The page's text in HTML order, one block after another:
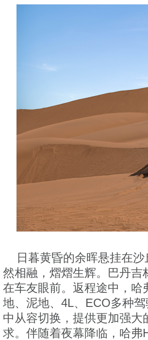
日暮黄昏的余晖悬挂在
然相融，熠熠生辉。巴丹
在车友眼前。返程途中，
地、泥地、4L、ECO多种
中从容切换，提供更加强
求。伴随着夜幕降临，哈